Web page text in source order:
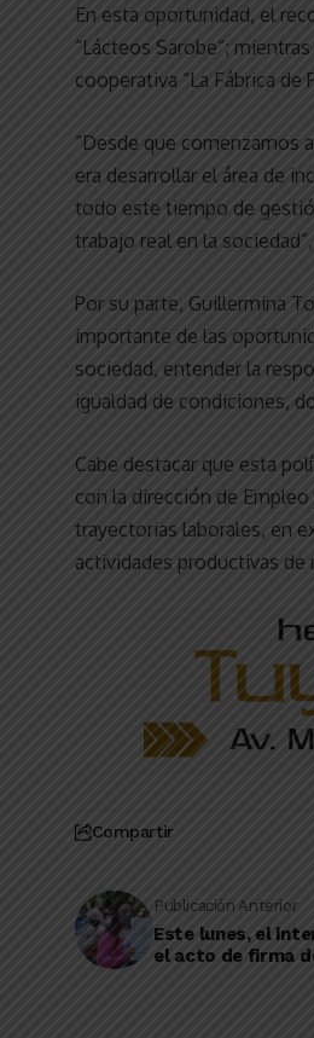
En esta oportunidad, el
“Lácteos Sarobe”;
cooperativa “La Fábrica de
“Desde que comenzamos
era desarrollar el área de
todo este tiempo de
trabajo real en la
Por su parte, Guillermina
importante de las
sociedad, entender la
igualdad de condiciones,
Cabe destacar que esta
con la dirección de
trayectorias laborales, en
actividades productivas
Compartir
Publicación Anterior
Este lunes, el
el acto de firma